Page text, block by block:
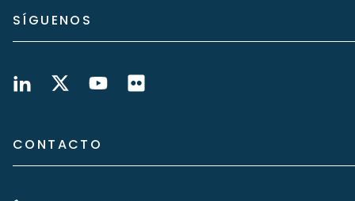
SÍGUENOS
CONTACTO